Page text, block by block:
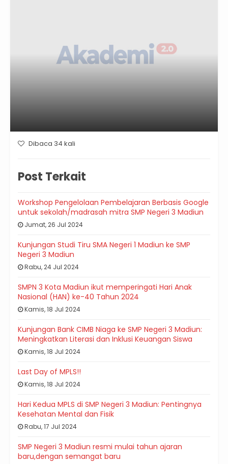
Dibaca 34 kali
Post Terkait
Workshop Pengelolaan Pembelajaran Berbasis Google
untuk sekolah/madrasah mitra SMP Negeri 3 Madiun
Jumat, 26 Jul 2024
Kunjungan Studi Tiru SMA Negeri 1 Madiun ke SMP
Negeri 3 Madiun
Rabu, 24 Jul 2024
SMPN 3 Kota Madiun ikut memperingati Hari Anak
Nasional (HAN) ke-40 Tahun 2024
Kamis, 18 Jul 2024
Kunjungan Bank CIMB Niaga ke SMP Negeri 3 Madiun:
Meningkatkan Literasi dan Inklusi Keuangan Siswa
Kamis, 18 Jul 2024
Last Day of MPLS!!
Kamis, 18 Jul 2024
Hari Kedua MPLS di SMP Negeri 3 Madiun: Pentingnya
Kesehatan Mental dan Fisik
Rabu, 17 Jul 2024
SMP Negeri 3 Madiun resmi mulai tahun ajaran
baru,dengan semangat baru